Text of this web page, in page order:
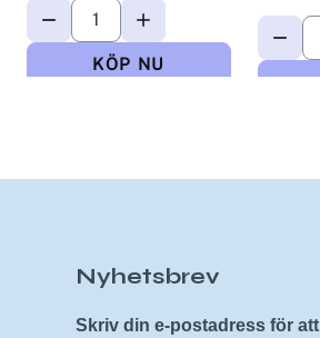
Nyhetsbrev
Skriv din e-postadress för att